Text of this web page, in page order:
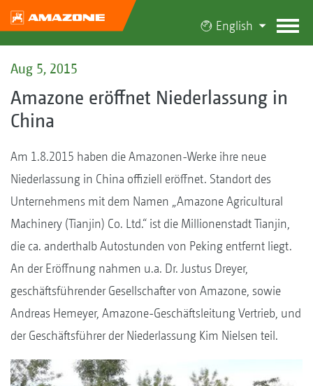
English
Aug 5, 2015
Amazone eröffnet Niederlassung in
China
Am 1.8.2015 haben die Amazonen-Werke ihre neue
Niederlassung in China offiziell eröffnet. Standort des
Unternehmens mit dem Namen „Amazone Agricultural
Machinery (Tianjin) Co. Ltd.“ ist die Millionenstadt Tianjin,
die ca. anderthalb Autostunden von Peking entfernt liegt.
An der Eröffnung nahmen u.a. Dr. Justus Dreyer,
geschäftsführender Gesellschafter von Amazone, sowie
Andreas Hemeyer, Amazone-Geschäftsleitung Vertrieb, und
der Geschäftsführer der Niederlassung Kim Nielsen teil.